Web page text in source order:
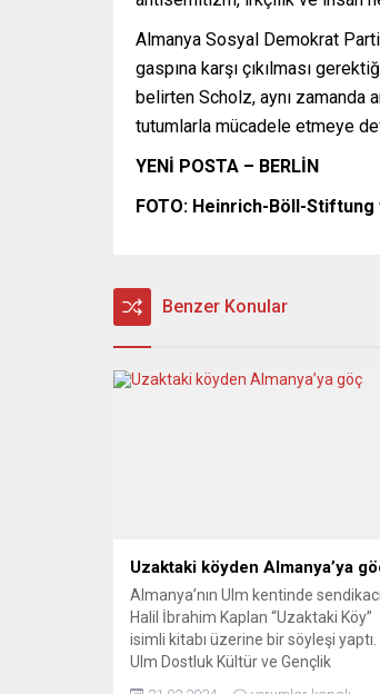
Almanya Sosyal Demokrat
gaspına karşı çıkılması
belirten Scholz, aynı zamanda
tutumlarla mücadele etmeye
YENİ POSTA – BERLİN
FOTO: Heinrich-Böll-Stiftung
Benzer Konular
Uzaktaki köyden Almanya’ya
Almanya’nın Ulm kentinde sendikacı
Halil İbrahim Kaplan “Uzaktaki Köy”
isimli kitabı üzerine bir söyleşi yaptı.
Ulm Dostluk Kültür ve Gençlik